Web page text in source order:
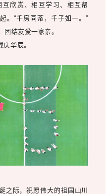
欣赏、相互学习、相互帮
。“千房同蒂，千子如一。”
结友爱一家亲。
华辰。
之际，祝愿伟大的祖国山川